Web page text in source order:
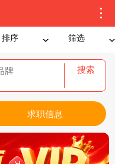
排序 筛选
搜索
求职信息